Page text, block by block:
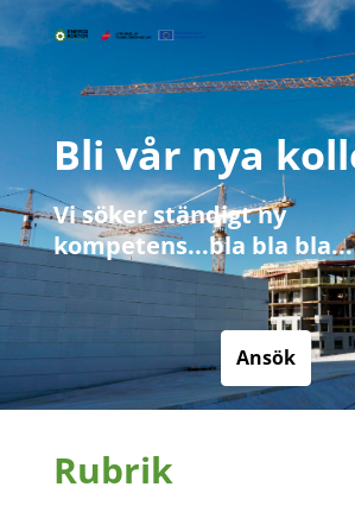
Bli vår nya
Vi söker ständigt ny
kompetens...bla bla bla...
Ansök
Rubrik